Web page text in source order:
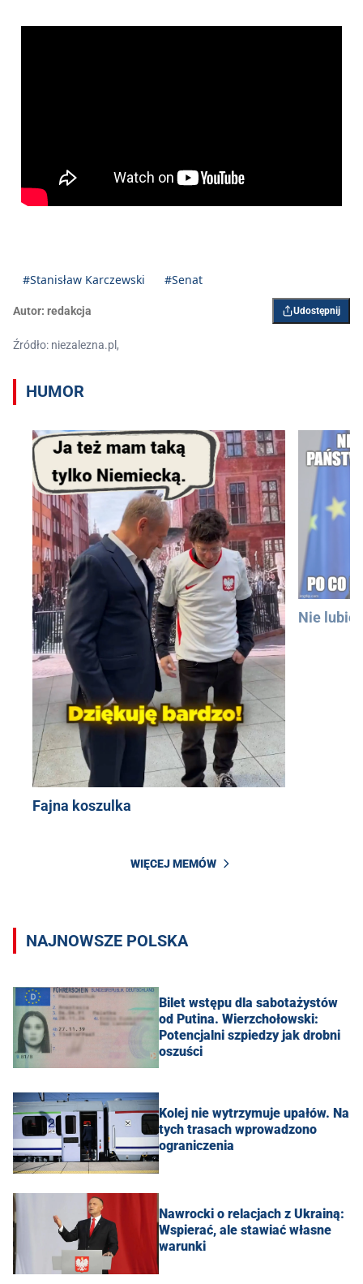
#Stanisław Karczewski #Senat
Autor: redakcja Udostępnij
Źródło: niezalezna.pl,
HUMOR
Fajna koszulka
Nie lubię
WIĘCEJ MEMÓW
NAJNOWSZE POLSKA
Bilet wstępu dla sabotażystów
od Putina. Wierzchołowski:
Potencjalni szpiedzy jak drobni
oszuści
Kolej nie wytrzymuje upałów. Na
tych trasach wprowadzono
ograniczenia
Nawrocki o relacjach z Ukrainą:
Wspierać, ale stawiać własne
warunki